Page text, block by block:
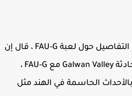
وكشف جوندال عن بعض التفاصيل حول لعبة FAU-G ، قال إن
الجزء الأول ستستند إلى حادثة Galwan Valley مع FAU-G ،
الحاسمة في الهند مثل